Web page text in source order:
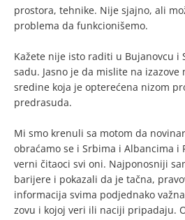
prostora, tehnike. Nije sjajno, ali
problema da funkcionišemo.
Kažete nije isto raditi u Bujanovcu i
sadu. Jasno je da mislite na
sredine koja je opterećena nizom
predrasuda.
Mi smo krenuli sa motom da
obraćamo se i Srbima i Albancima i
verni čitaoci svi oni. Najponosniji
barijere i pokazali da je tačna,
informacija svima podjednako
zovu i kojoj veri ili naciji pripadaju.